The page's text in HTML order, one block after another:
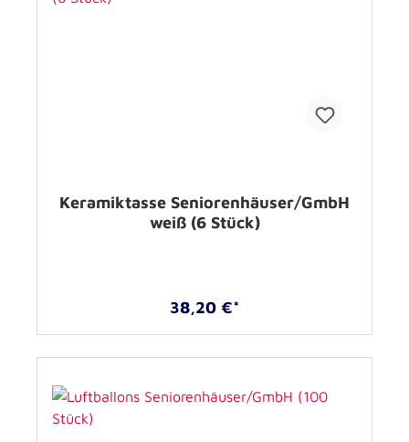
Keramiktasse Seniorenhäuser/GmbH
weiß (6 Stück)
38,20 €*